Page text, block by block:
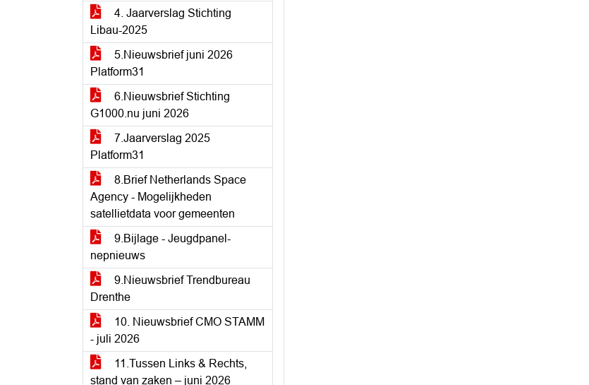
4. Jaarverslag Stichting
Libau-2025
5.Nieuwsbrief juni 2026
Platform31
6.Nieuwsbrief Stichting
G1000.nu juni 2026
7.Jaarverslag 2025
Platform31
8.Brief Netherlands Space
Agency - Mogelijkheden
satellietdata voor gemeenten
9.Bijlage - Jeugdpanel-
nepnieuws
9.Nieuwsbrief Trendbureau
Drenthe
10. Nieuwsbrief CMO STAMM
- juli 2026
11.Tussen Links & Rechts,
stand van zaken – juni 2026